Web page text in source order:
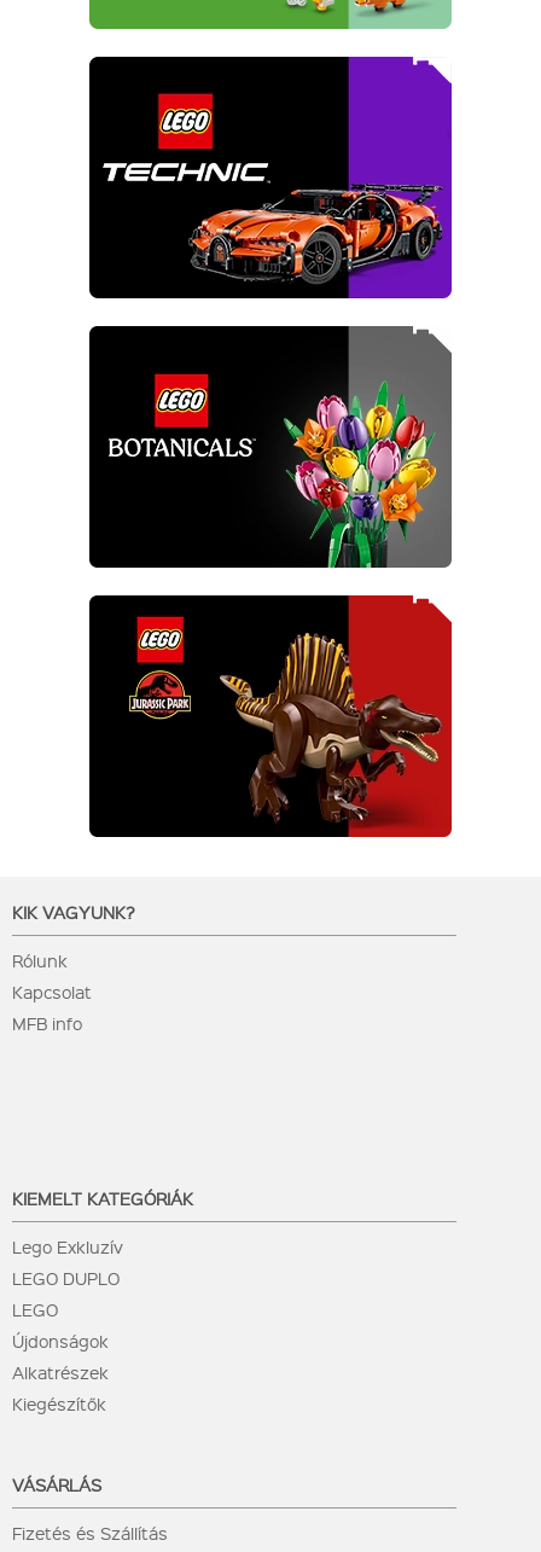
KIK VAGYUNK?
Rólunk
Kapcsolat
MFB info
KIEMELT KATEGÓRIÁK
Lego Exkluzív
LEGO DUPLO
LEGO
Újdonságok
Alkatrészek
Kiegészítők
VÁSÁRLÁS
Fizetés és Szállítás